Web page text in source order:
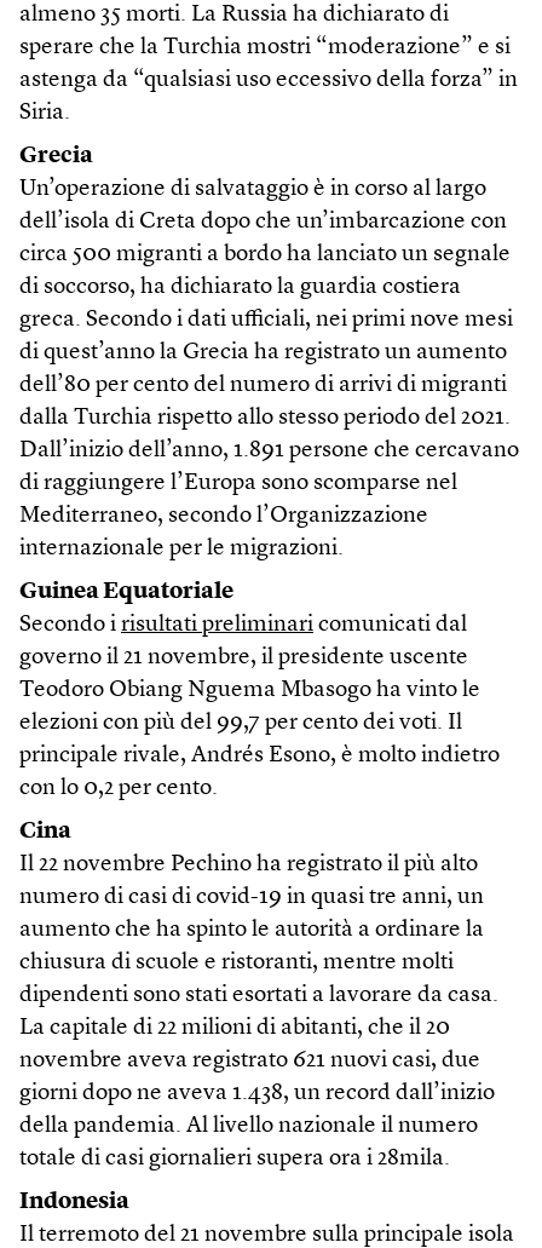
almeno 35 morti. La Russia ha dichiarato di
sperare che la Turchia mostri “moderazione” e si
astenga da “qualsiasi uso eccessivo della forza” in
Siria.
Grecia
Un’operazione di salvataggio è in corso al largo
dell’isola di Creta dopo che un’imbarcazione con
circa 500 migranti a bordo ha lanciato un segnale
di soccorso, ha dichiarato la guardia costiera
greca. Secondo i dati ufficiali, nei primi nove mesi
di quest’anno la Grecia ha registrato un aumento
dell’80 per cento del numero di arrivi di migranti
dalla Turchia rispetto allo stesso periodo del 2021.
Dall’inizio dell’anno, 1.891 persone che cercavano
di raggiungere l’Europa sono scomparse nel
Mediterraneo, secondo l’Organizzazione
internazionale per le migrazioni.
Guinea Equatoriale
Secondo i risultati preliminari comunicati dal
governo il 21 novembre, il presidente uscente
Teodoro Obiang Nguema Mbasogo ha vinto le
elezioni con più del 99,7 per cento dei voti. Il
principale rivale, Andrés Esono, è molto indietro
con lo 0,2 per cento.
Cina
Il 22 novembre Pechino ha registrato il più alto
numero di casi di covid-19 in quasi tre anni, un
aumento che ha spinto le autorità a ordinare la
chiusura di scuole e ristoranti, mentre molti
dipendenti sono stati esortati a lavorare da casa.
La capitale di 22 milioni di abitanti, che il 20
novembre aveva registrato 621 nuovi casi, due
giorni dopo ne aveva 1.438, un record dall’inizio
della pandemia. Al livello nazionale il numero
totale di casi giornalieri supera ora i 28mila.
Indonesia
Il terremoto del 21 novembre sulla principale isola